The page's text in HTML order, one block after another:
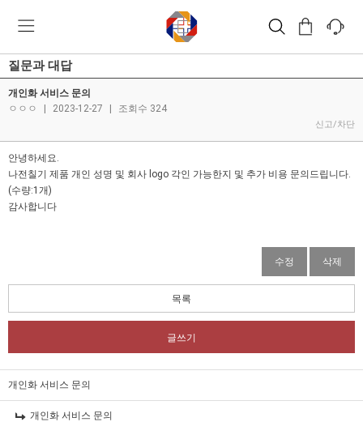
질문과 대답
개인화 서비스 문의
ㅇㅇㅇ
2023-12-27 조회수 324
신고/차단
안녕하세요.
나전칠기 제품 개인 성명 및 회사 logo 각인 가능한지 및 추가 비용 문의드립니다.
(수량:1개)
감사합니다
수정 삭제
목록
글쓰기
개인화 서비스 문의
개인화 서비스 문의